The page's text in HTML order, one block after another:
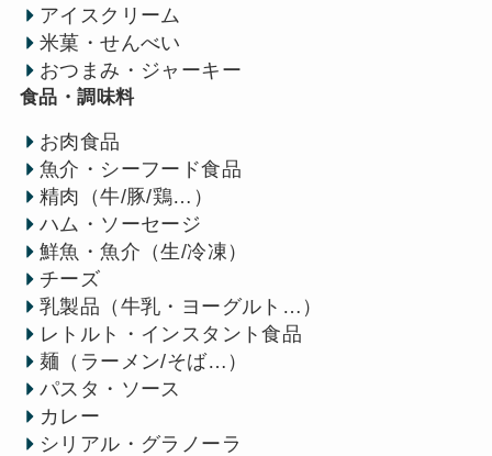
アイスクリーム
米菓・せんべい
おつまみ・ジャーキー
食品・調味料
お肉食品
魚介・シーフード食品
精肉（牛/豚/鶏…）
ハム・ソーセージ
鮮魚・魚介（生/冷凍）
チーズ
乳製品（牛乳・ヨーグルト…）
レトルト・インスタント食品
麺（ラーメン/そば…）
パスタ・ソース
カレー
シリアル・グラノーラ